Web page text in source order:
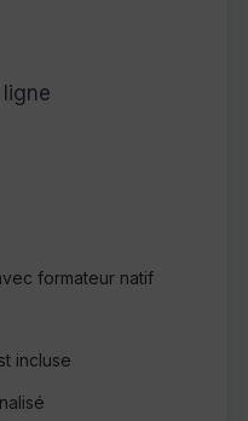
ligne
formateur natif
incluse